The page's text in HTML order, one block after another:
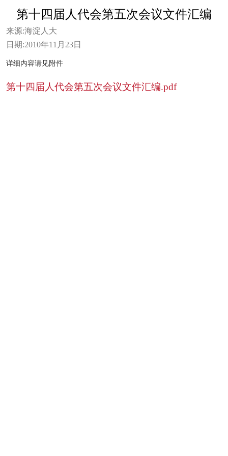
第十四届人代会第五次会议文件汇编
来源:海淀人大
日期:2010年11月23日
详细内容请见附件
第十四届人代会第五次会议文件汇编.pdf